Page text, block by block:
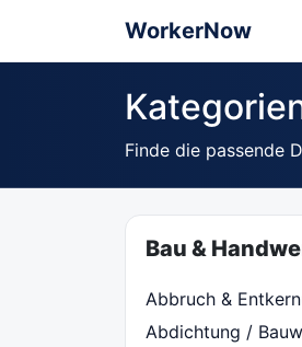
WorkerNow
Finde die passende
Bau &
Abbruch &
Abdichtung /